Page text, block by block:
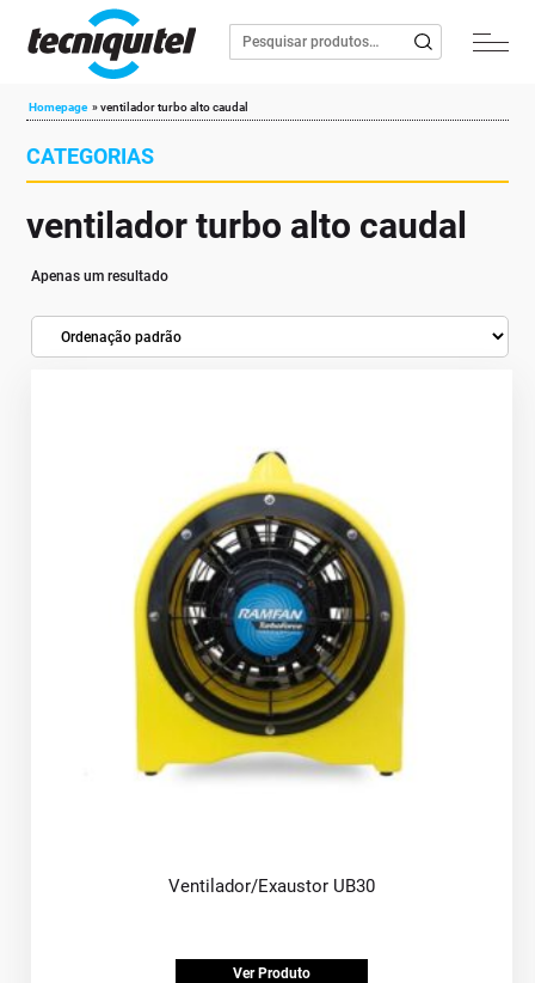
Homepage »ventilador turbo alto caudal
CATEGORIAS
ventilador turbo alto caudal
Apenas um resultado
Ventilador/Exaustor UB30
Ver Produto